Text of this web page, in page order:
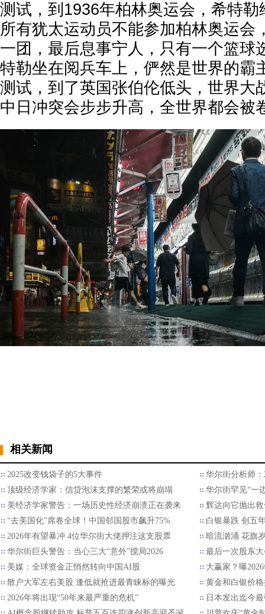
测试，到1936年柏林奥运会，希特
所有犹太运动员不能参加柏林奥运会
一团，最后息事宁人，只有一个篮球
特勒坐在阅兵车上，俨然是世界的霸
测试，到了英国张伯伦低头，世界大
中日冲突会步步升高，全世界都会被
相关新闻
2025改变钱袋子的5大事件
华尔街分析师
顶级经济学家：信贷泡沫支撑的繁荣或将崩塌
华尔街罕见“一
美经济学家警告：一场历史性经济崩溃正在袭来
辉达向它抛出
“去美国化”席卷全球！中国邻国股市飙升75%
白银暴跌 创五
2026年有望暴冲 4位华尔街大佬押注这支股票
暗流汹涌 花旗
华尔街巨头警告：当心三大“意外”搅局2026
最后一次股东
美媒：全球资金正悄然转向中国AI股
大赢家？曝
散户大军左右美股 逢低就抢进最青睐标的曝光
黄金和白银价
2026年将出现“50年来最严重的危机”
日本发出迄今